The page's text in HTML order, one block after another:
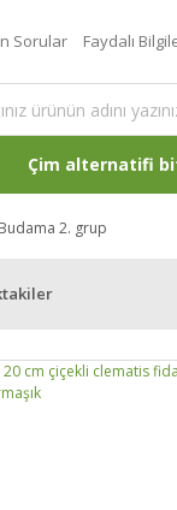
Sorular Faydalı
Çim alternatifi
Budama 2. grup